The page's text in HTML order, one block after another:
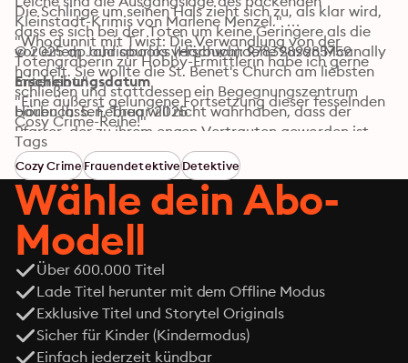
Die Schlinge um seinen Hals zieht sich zu, als klar wird,
dass es sich bei der Toten um keine Geringere als die
vor einem Jahr spurlos verschwundene Susan Mcanally
handelt. Sie wollte die St. Benet's Church am liebsten
schließen und stattdessen ein Begegnungszentrum
bauen lassen. Thea will nicht wahrhaben, dass der
Pfarrer, der zu ihrem engen Vertrauten geworden ist,
jemanden ermordet hat, und stellt eigene Ermittlungen
an ...
Kleinstadt-Krimis von Marlene Menzel."
"Whodunnit mit Twist: Die Verwandlung von der
Totengräberin zur Hobby-Ermittlerin habe ich gerne
miterlebt."
"Eine äußerst gelungene Fortsetzung dieser fesselnden
Cosy Crime-Reihe!"
"Geheimnisvoll, kurzweilig und spannend."
© 2025 dp audiobooks (Hörbuch): 9783989985759
Erscheinungsdatum
Hörbuch: 5. Februar 2025
Tags
Cozy CrimeFrauendetektiveDetektive
Wähle dein Abo-
Modell
Über 600.000 Titel
Lade Titel herunter mit dem Offline Modus
Exklusive Titel und Storytel Originals
Sicher für Kinder (Kindermodus)
Einfach jederzeit kündbar